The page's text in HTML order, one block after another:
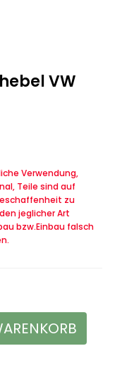
VW
Verwendung,
Teile sind auf
zu
jeglicher Art
bzw.Einbau falsch